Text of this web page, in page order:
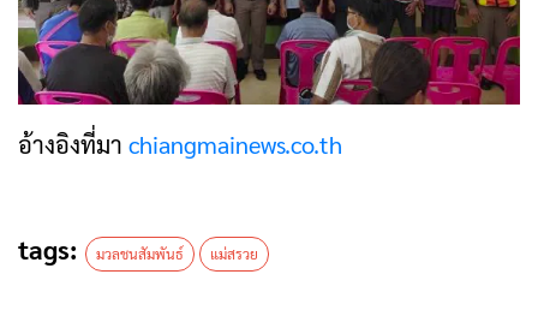
อ้างอิงที่มา chiangmainews.co.th
tags: มวลชนสัมพันธ์ แม่สรวย